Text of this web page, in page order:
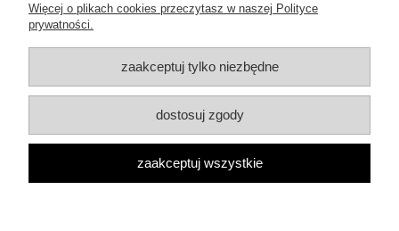
Informacje
artmixkolo@onet.eu Tel.: 505 720 694 | NIP: 6661142059 REGON:
301558143
Więcej o plikach cookies przeczytasz w naszej Polityce
prywatności.
zaakceptuj tylko niezbędne
dostosuj zgody
zaakceptuj wszystkie